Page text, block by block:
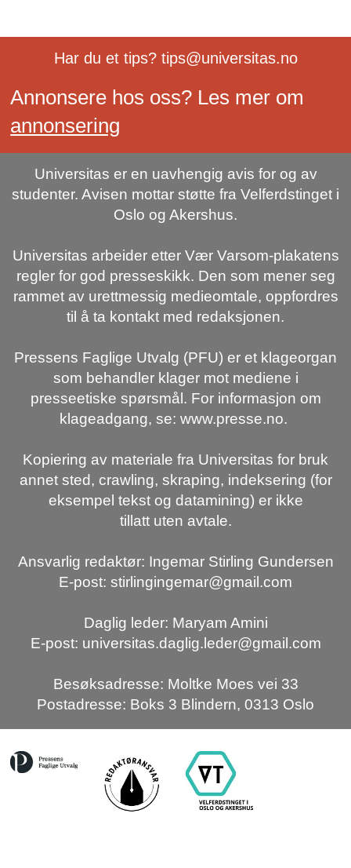
Har du et tips? tips@universitas.no
Annonsere hos oss? Les mer om
annonsering
Universitas er en uavhengig avis for og av
studenter. Avisen mottar støtte fra Velferdstinget i
Oslo og Akershus.
Universitas arbeider etter Vær Varsom-plakatens
regler for god presseskikk. Den som mener seg
rammet av urettmessig medieomtale, oppfordres
til å ta kontakt med redaksjonen.
Pressens Faglige Utvalg (PFU) er et klageorgan
som behandler klager mot mediene i
presseetiske spørsmål. For informasjon om
klageadgang, se: www.presse.no.
Kopiering av materiale fra Universitas for bruk
annet sted, crawling, skraping, indeksering (for
eksempel tekst og datamining) er ikke
tillatt uten avtale.
Ansvarlig redaktør: Ingemar Stirling Gundersen
E-post: stirlingingemar@gmail.com
Daglig leder: Maryam Amini
E-post: universitas.daglig.leder@gmail.com
Besøksadresse: Moltke Moes vei 33
Postadresse: Boks 3 Blindern, 0313 Oslo